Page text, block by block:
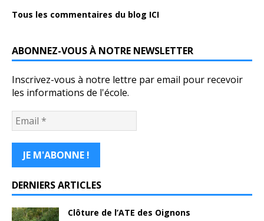
Tous les commentaires du blog ICI
ABONNEZ-VOUS À NOTRE NEWSLETTER
Inscrivez-vous à notre lettre par email pour recevoir
les informations de l'école.
DERNIERS ARTICLES
Clôture de l’ATE des Oignons